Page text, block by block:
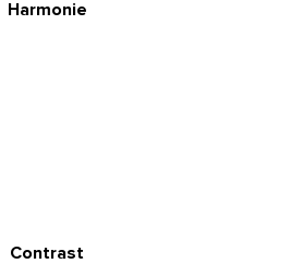
Harmonie
Contrast